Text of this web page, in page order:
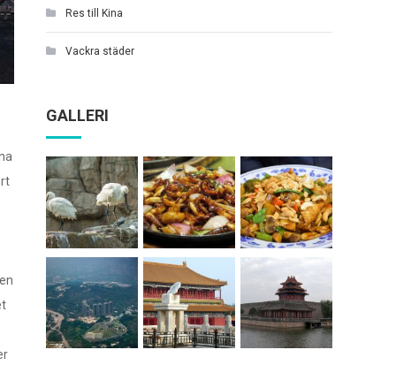
Res till Kina
Vackra städer
GALLERI